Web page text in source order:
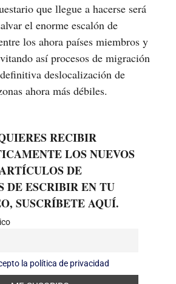
que llegue a hacerse será
el enorme escalón de
los ahora países miembros y
así procesos de migración
deslocalización de
ahora más débiles.
RECIBIR
LOS NUEVOS
DE
DE ESCRIBIR EN TU
SUSCRÍBETE AQUÍ.
la política de privacidad